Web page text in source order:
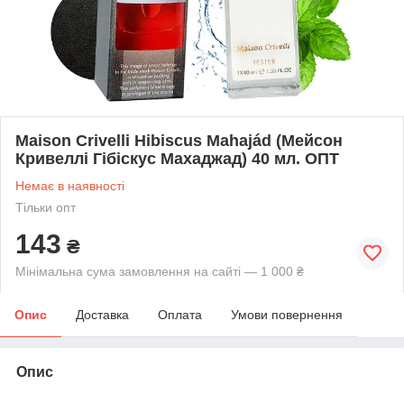
Maison Crivelli Hibiscus Mahajád (Мейсон
Кривеллі Гібіскус Махаджад) 40 мл. ОПТ
Немає в наявності
Тільки опт
143 ₴
Мінімальна сума замовлення на сайті — 1 000 ₴
Опис Доставка Оплата Умови повернення
Опис